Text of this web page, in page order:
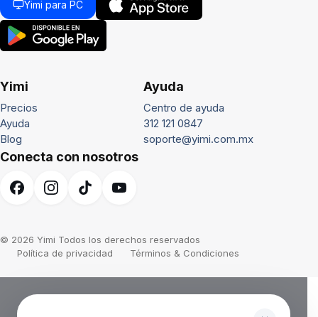
Yimi para PC
Yimi
Precios
Ayuda
Blog
Ayuda
Centro de ayuda
312 121 0847
soporte@yimi.com.mx
Conecta con nosotros
© 2026 Yimi Todos los derechos reservados
Política de privacidad
Términos & Condiciones